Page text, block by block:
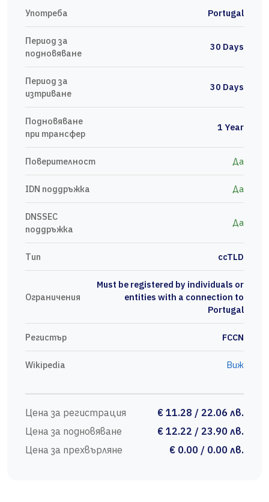
Употреба Portugal
Период за
подновяване
30 Days
Период за
изтриване
30 Days
Подновяване
при трансфер
1 Year
Поверителност Да
IDN поддръжка Да
DNSSEC
поддръжка
Да
Тип ccTLD
Ограничения
Must be registered by individuals or
entities with a connection to
Portugal
Регистър FCCN
Wikipedia Виж
Цена за регистрация
€ 11.28 / 22.06 лв.
Цена за подновяване
€ 12.22 / 23.90 лв.
Цена за прехвърляне
€ 0.00 / 0.00 лв.